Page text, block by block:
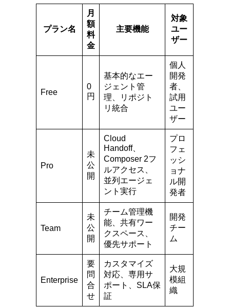
プラン名
月
額
料
金
主要機能
対象
ユー
ザー
Free
0
円
基本的なエー
ジェント管
理、リポジト
リ統合
個人
開発
者、
試用
ユー
ザー
Pro
未
公
開
Cloud
Handoff、
Composer 2フ
ルアクセス、
並列エージェ
ント実行
プロ
フェ
ッシ
ョナ
ル開
発者
Team
未
公
開
チーム管理機
能、共有ワー
クスペース、
優先サポート
開発
チー
ム
Enterprise
要
問
合
せ
カスタマイズ
対応、専用サ
ポート、SLA保
証
大規
模組
織